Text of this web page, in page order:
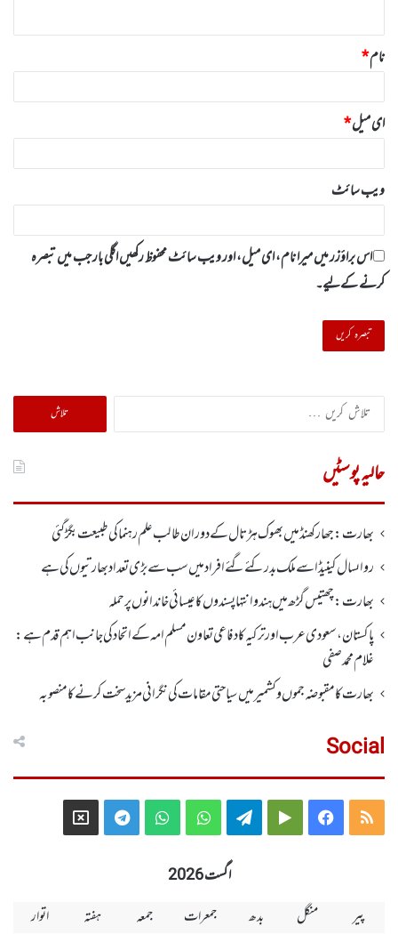
نام*
ای میل*
ویب‌ سائٹ
اس براؤزر میں میرا نام، ای میل، اور ویب سائٹ محفوظ رکھیں اگلی بار جب میں تبصرہ
کرنے کےلیے۔
تلاش
کریں
حالیہ پوسٹیں
بھارت :جھارکھنڈمیں بھوک ہڑتال کے دوران طالب علم رہنما کی طبیعت بگڑ گئی
رواںسال کینیڈا سے ملک بدر کئے گئے افراد میں سب سے بڑی تعداد بھارتیوں کی ہے
بھارت :چھتیس گڑھ میں ہندو انتہاپسندوں کا عیسائی خاندانوں پر حملہ
پاکستان، سعودی عرب اور ترکیہ کا دفاعی تعاون مسلم امہ کے اتحاد کی جانب اہم قدم ہے:
غلام محمد صفی
بھارت کا مقبوضہ جموں وکشمیر میں سیاحتی مقامات کی نگرانی مزید سخت کرنے کا منصوبہ
Social
RSS
Facebook
Google
Telegram
WhatsApp
WhatsApp
Telegram
X
اگست 2026
پیر
منگل بدھ جمعرات جمعہ ہفتہ اتوار